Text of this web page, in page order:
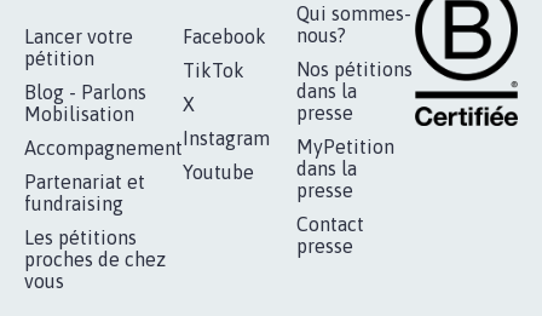
Lancer votre
pétition
Blog - Parlons
Mobilisation
Accompagnement
Partenariat et
fundraising
Les pétitions
proches de chez
vous
Facebook
TikTok
X
Instagram
Youtube
Qui sommes-
nous?
Nos pétitions
dans la
presse
MyPetition
dans la
presse
Contact
presse